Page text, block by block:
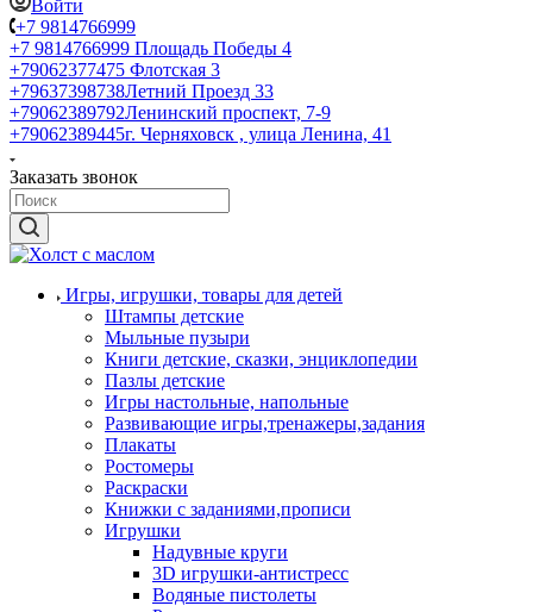
Войти
+7 9814766999
+7 9814766999 Площадь Победы 4
+79062377475 Флотская 3
+79637398738Летний Проезд 33
+79062389792Ленинский проспект, 7-9
+79062389445г. Черняховск , улица Ленина, 41
Заказать звонок
Игры, игрушки, товары для детей
Штампы детские
Мыльные пузыри
Книги детские, сказки, энциклопедии
Пазлы детские
Игры настольные, напольные
Развивающие игры,тренажеры,задания
Плакаты
Ростомеры
Раскраски
Книжки с заданиями,прописи
Игрушки
Надувные круги
3D игрушки-антистресс
Водяные пистолеты